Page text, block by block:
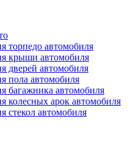
торпедо автомобиля
крыши автомобиля
дверей автомобиля
пола автомобиля
багажника автомобиля
колесных арок автомобиля
стекол автомобиля